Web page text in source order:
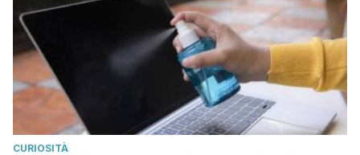
CURIOSITÀ